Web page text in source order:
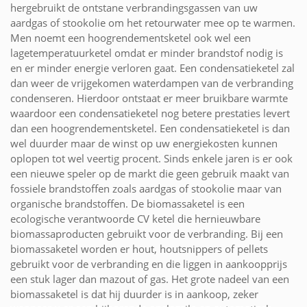
hergebruikt de ontstane verbrandingsgassen van uw
aardgas of stookolie om het retourwater mee op te warmen.
Men noemt een hoogrendementsketel ook wel een
lagetemperatuurketel omdat er minder brandstof nodig is
en er minder energie verloren gaat. Een condensatieketel zal
dan weer de vrijgekomen waterdampen van de verbranding
condenseren. Hierdoor ontstaat er meer bruikbare warmte
waardoor een condensatieketel nog betere prestaties levert
dan een hoogrendementsketel. Een condensatieketel is dan
wel duurder maar de winst op uw energiekosten kunnen
oplopen tot wel veertig procent. Sinds enkele jaren is er ook
een nieuwe speler op de markt die geen gebruik maakt van
fossiele brandstoffen zoals aardgas of stookolie maar van
organische brandstoffen. De biomassaketel is een
ecologische verantwoorde CV ketel die hernieuwbare
biomassaproducten gebruikt voor de verbranding. Bij een
biomassaketel worden er hout, houtsnippers of pellets
gebruikt voor de verbranding en die liggen in aankoopprijs
een stuk lager dan mazout of gas. Het grote nadeel van een
biomassaketel is dat hij duurder is in aankoop, zeker